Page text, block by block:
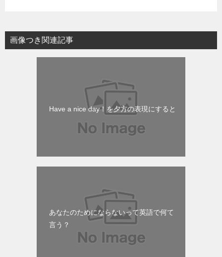
画像つき関連記事
Have a nice day！を夕方の表現にすると
あなたのためにならないって英語で何て
言う？